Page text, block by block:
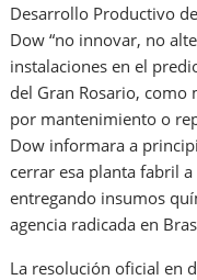
Desarrollo Productivo
Dow “no innovar, no
instalaciones en el
del Gran Rosario,
por mantenimiento o
Dow informara a
cerrar esa planta fabril
entregando insumos
agencia radicada en
La resolución oficial en